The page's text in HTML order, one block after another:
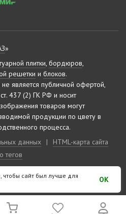
»
плитки, бордюров,
решетки и блоков.
является публичной офертой,
437 (2) ГК РФ и носит
товаров могут
продукции по цвету в
процесса.
данных
|
HTML-карта сайта
тегов
«10-м этаже»
сайт был лучше для
OK